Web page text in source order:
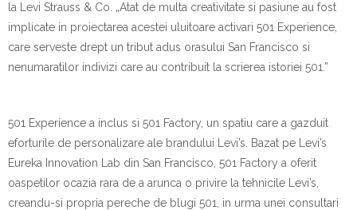
la Levi Strauss & Co. „Atat de multa creativitate si pasiune au fost
implicate in proiectarea acestei uluitoare activari 501 Experience,
care serveste drept un tribut adus orasului San Francisco si
nenumaratilor indivizi care au contribuit la scrierea istoriei 501.”
501 Experience a inclus si 501 Factory, un spatiu care a gazduit
eforturile de personalizare ale brandului Levi’s. Bazat pe Levi’s
Eureka Innovation Lab din San Francisco, 501 Factory a oferit
oaspetilor ocazia rara de a arunca o privire la tehnicile Levi’s,
creandu-si propria pereche de blugi 501, in urma unei consultari